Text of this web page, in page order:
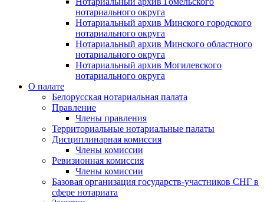
нотариального округа
Нотариальный архив Минского городского
нотариального округа
Нотариальный архив Минского областного
нотариального округа
Нотариальный архив Могилевского
нотариального округа
О палате
Белорусская нотариальная палата
Правление
Члены правления
Территориальные нотариальные палаты
Дисциплинарная комиссия
Члены комиссии
Ревизионная комиссия
Члены комиссии
Базовая организация государств-участников СНГ в
сфере нотариата